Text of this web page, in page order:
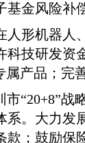
金风险补
形机器
技研发
产品；完
市“20+8”
。大力
；鼓励保